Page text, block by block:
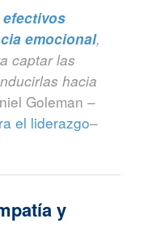
emocional,
captar las
hacia
Goleman –
el liderazgo–
y